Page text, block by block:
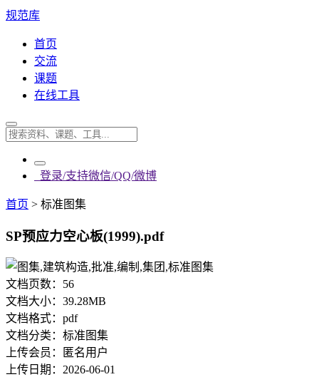
规范库
首页
交流
课题
在线工具
登录/支持微信/QQ/微博
首页 > 标准图集
SP预应力空心板(1999).pdf
文档页数： 56
文档大小： 39.28MB
文档格式： pdf
文档分类： 标准图集
上传会员：
匿名用户
上传日期： 2026-06-01